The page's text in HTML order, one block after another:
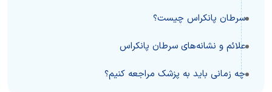
سرطان پانکراس چیست؟
علائم و نشانه‌های سرطان پانکراس
چه زمانی باید به پزشک مراجعه کنیم؟